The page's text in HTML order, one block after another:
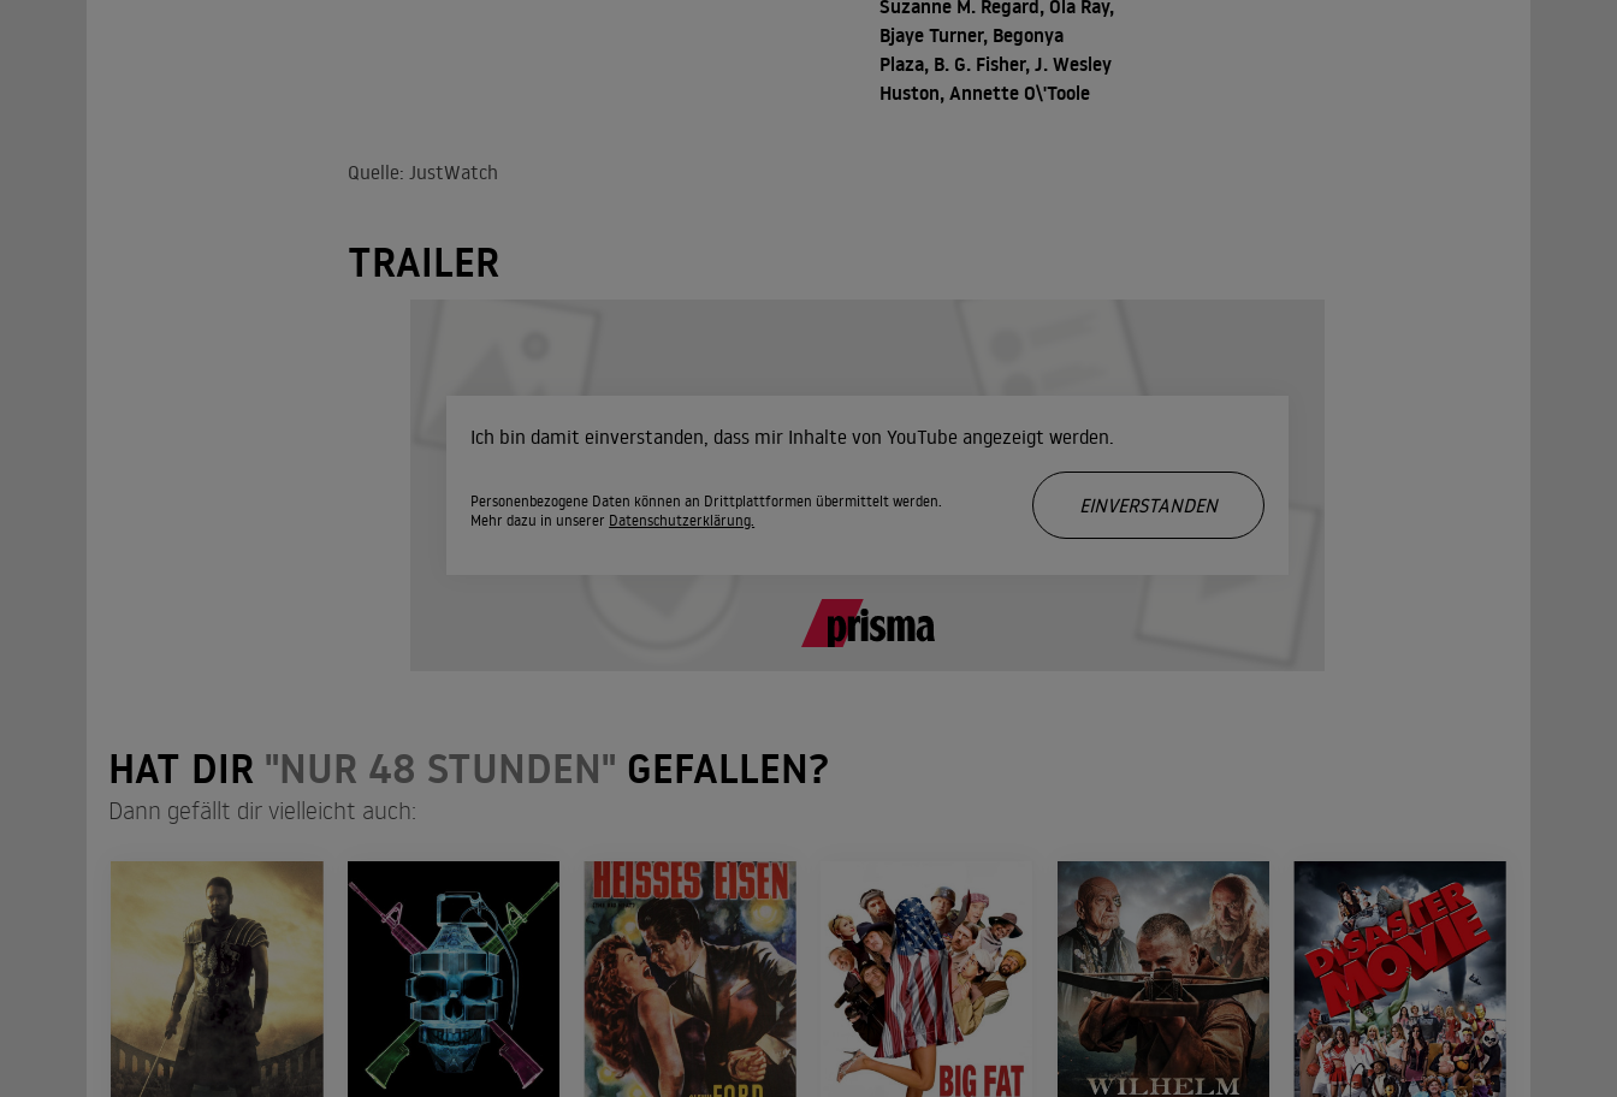
Suzanne M. Regard, Ola Ray,
Bjaye Turner, Begonya
Plaza, B. G. Fisher, J. Wesley
Huston, Annette O\'Toole
Quelle: JustWatch
TRAILER
Ich bin damit einverstanden, dass mir Inhalte von YouTube angezeigt werden.
Personenbezogene Daten können an Drittplattformen übermittelt werden.
Mehr dazu in unserer Datenschutzerklärung.
EINVERSTANDEN
HAT DIR "NUR 48 STUNDEN" GEFALLEN?
Dann gefällt dir vielleicht auch: